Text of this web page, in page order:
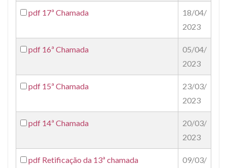
pdf 17ª Chamada
18/04/
2023
pdf 16ª Chamada
05/04/
2023
pdf 15ª Chamada
23/03/
2023
pdf 14ª Chamada
20/03/
2023
pdf Retificação da 13ª chamada
09/03/